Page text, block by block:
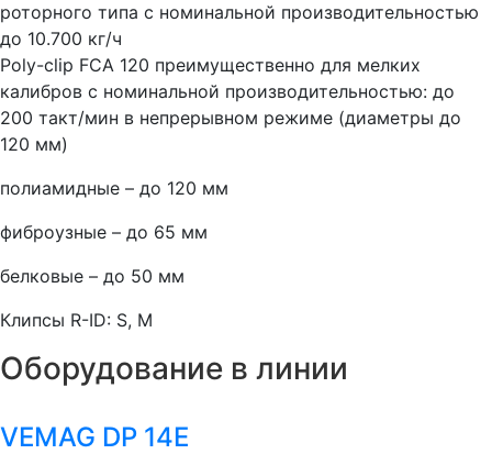
роторного типа с номинальной производительностью
до 10.700 кг/ч
Poly-clip FCA 120 преимущественно для мелких
калибров c номинальной производительностью: до
200 такт/мин в непрерывном режиме (диаметры до
120 мм)
полиамидные – до 120 мм
фиброузные – до 65 мм
белковые – до 50 мм
Клипсы R-ID: S, M
Оборудование в линии
VEMAG DP 14E